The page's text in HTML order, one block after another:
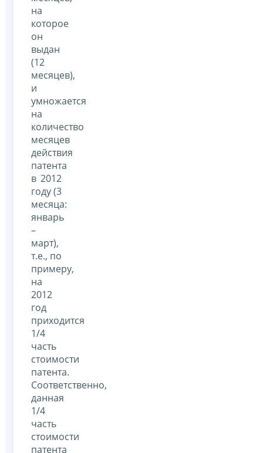
на
которое
он
выдан
(12
месяцев),
и
умножается
на
количество
месяцев
действия
патента
в 2012
году (3
месяца:
январь
–
март),
т.е., по
примеру,
на
2012
год
приходится
1/4
часть
стоимости
патента.
Соответственно,
данная
1/4
часть
стоимости
патента